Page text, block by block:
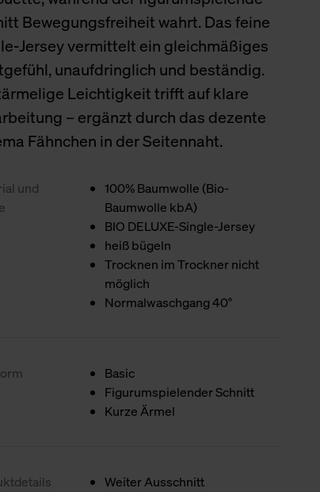
Bewegungsfreiheit wahrt. Das feine
Jersey vermittelt ein gleichmäßiges
unaufdringlich und beständig.
Leichtigkeit trifft auf klare
– ergänzt durch das dezente
Fähnchen in der Seitennaht.
und
100% Baumwolle (Bio-
Baumwolle kbA)
BIO DELUXE-Single-Jersey
heiß bügeln
Trocknen im Trockner nicht
möglich
Normalwaschgang 40°
Basic
Figurumspielender Schnitt
Kurze Ärmel
Weiter Ausschnitt